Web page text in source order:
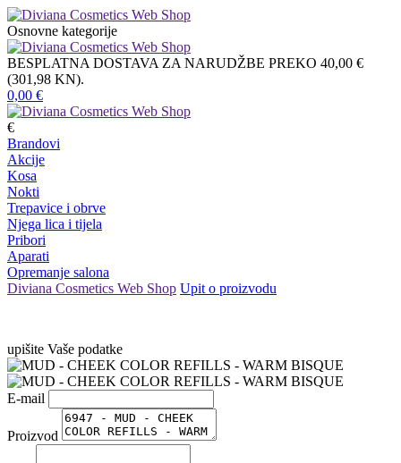
Osnovne kategorije
BESPLATNA DOSTAVA ZA NARUDŽBE PREKO 40,00 €
(301,98 KN).
0,00 €
€
Brandovi
Akcije
Kosa
Nokti
Trepavice i obrve
Njega lica i tijela
Pribori
Aparati
Opremanje salona
Diviana Cosmetics Web Shop Upit o proizvodu
upišite Vaše podatke
E-mail
Proizvod